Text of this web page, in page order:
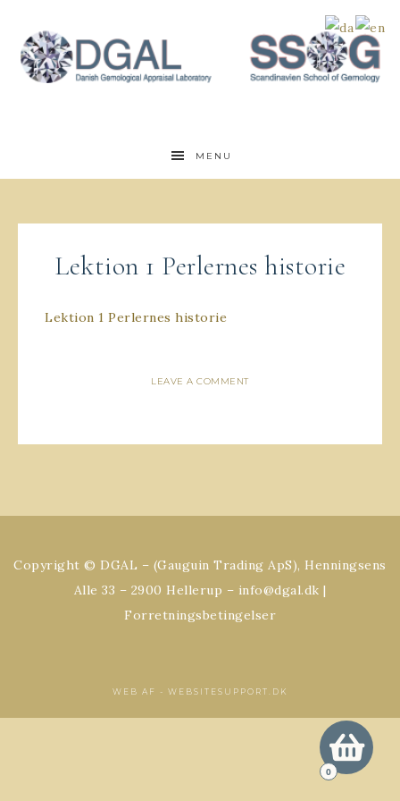
MENU
Lektion 1 Perlernes historie
Lektion 1 Perlernes historie
LEAVE A COMMENT
Copyright © DGAL – (Gauguin Trading ApS), Henningsens
Alle 33 – 2900 Hellerup – info@dgal.dk |
Forretningsbetingelser
WEB AF - WEBSITESUPPORT.DK
0